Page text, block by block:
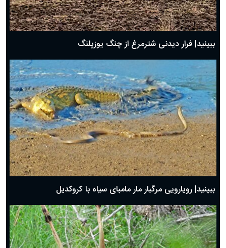
ببینید| فرار دیدنی شترمرغ از چنگ یوزپلنگ
ببینید| رویارویی مرگبار مار مامبای سیاه با کروکدیل